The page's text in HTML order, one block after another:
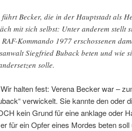
führt Becker, die in der Hauptstadt als
mit sich selbst: Unter anderem stellt
Kommando 1977 erschossenen
Siegfried Buback beten und wie
solle.
halten fest: Verena Becker war –
verwickelt. Sie kannte den oder
kein Grund für eine anklage oder
für ein Opfer eines Mordes beten